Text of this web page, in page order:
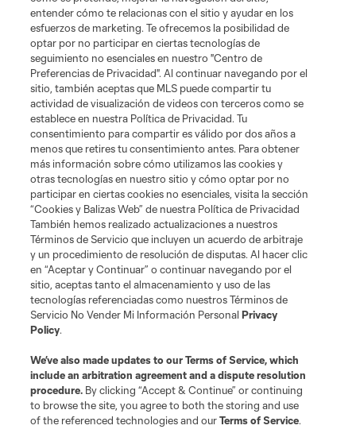
entender cómo te relacionas con el sitio y ayudar en los
esfuerzos de marketing. Te ofrecemos la posibilidad de
optar por no participar en ciertas tecnologías de
seguimiento no esenciales en nuestro "Centro de
Preferencias de Privacidad". Al continuar navegando por el
sitio, también aceptas que MLS puede compartir tu
actividad de visualización de videos con terceros como se
establece en nuestra Política de Privacidad. Tu
consentimiento para compartir es válido por dos años a
menos que retires tu consentimiento antes. Para obtener
más información sobre cómo utilizamos las cookies y
otras tecnologías en nuestro sitio y cómo optar por no
participar en ciertas cookies no esenciales, visita la sección
“Cookies y Balizas Web” de nuestra Política de Privacidad
También hemos realizado actualizaciones a nuestros
Términos de Servicio que incluyen un acuerdo de arbitraje
y un procedimiento de resolución de disputas. Al hacer clic
en “Aceptar y Continuar” o continuar navegando por el
sitio, aceptas tanto el almacenamiento y uso de las
tecnologías referenciadas como nuestros Términos de
Servicio No Vender Mi Información PersonalPrivacy
Policy.
We’ve also made updates to ourTerms of Service, which
include an arbitration agreement and a dispute resolution
procedure. By clicking “Accept & Continue” or continuing
to browse the site, you agree to both the storing and use
of the referenced technologies and ourTerms of Service.